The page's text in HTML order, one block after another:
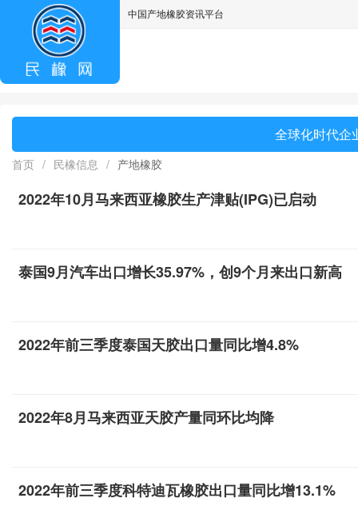
中国产地橡胶资讯平台
全球化时代企
首页 / 民橡信息 / 产地橡胶
2022年10月马来西亚橡胶生产津贴(IPG)已启动
泰国9月汽车出口增长35.97%，创9个月来出口新高
2022年前三季度泰国天胶出口量同比增4.8%
2022年8月马来西亚天胶产量同环比均降
2022年前三季度科特迪瓦橡胶出口量同比增13.1%